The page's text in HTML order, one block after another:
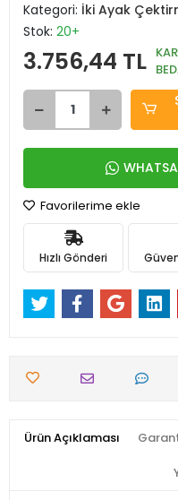
Kategori: İki Ayak
Stok: 20+
3.756,44 TL
Favorilerime ekle
Hızlı Gönderi
Ürün Açıklaması